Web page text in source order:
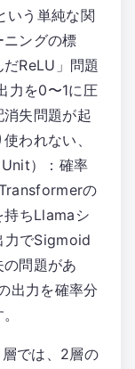
う単純な関
ングの標
ReLU」問題
力を0〜1に圧
失問題が起
われない、
）：確率
の
持ちLlamaシ
力でSigmoid
問題があ
出力を確率分
では、2層の